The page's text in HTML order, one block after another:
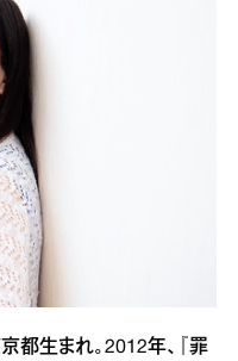
都生まれ。2012年、『罪